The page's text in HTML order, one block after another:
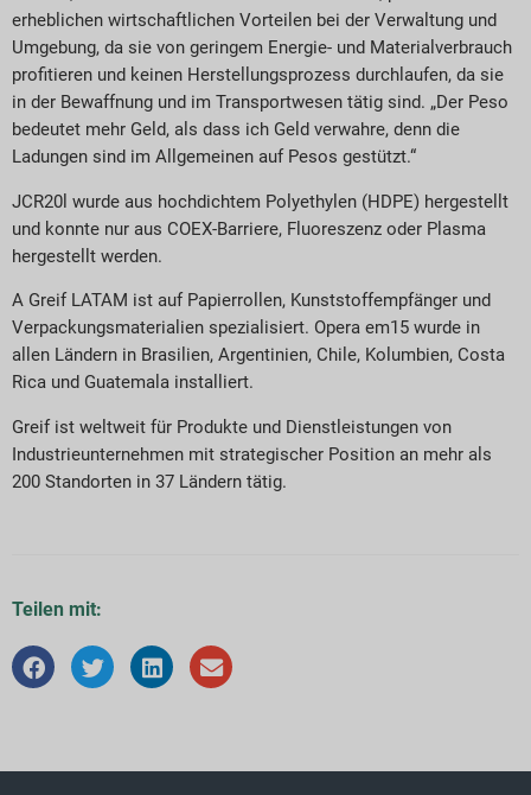
erheblichen wirtschaftlichen Vorteilen bei der Verwaltung und
Umgebung, da sie von geringem Energie- und Materialverbrauch
profitieren und keinen Herstellungsprozess durchlaufen, da sie
in der Bewaffnung und im Transportwesen tätig sind. „Der Peso
bedeutet mehr Geld, als dass ich Geld verwahre, denn die
Ladungen sind im Allgemeinen auf Pesos gestützt.“
JCR20l wurde aus hochdichtem Polyethylen (HDPE) hergestellt
und konnte nur aus COEX-Barriere, Fluoreszenz oder Plasma
hergestellt werden.
A Greif LATAM ist auf Papierrollen, Kunststoffempfänger und
Verpackungsmaterialien spezialisiert. Opera em15 wurde in
allen Ländern in Brasilien, Argentinien, Chile, Kolumbien, Costa
Rica und Guatemala installiert.
Greif ist weltweit für Produkte und Dienstleistungen von
Industrieunternehmen mit strategischer Position an mehr als
200 Standorten in 37 Ländern tätig.
Teilen mit: